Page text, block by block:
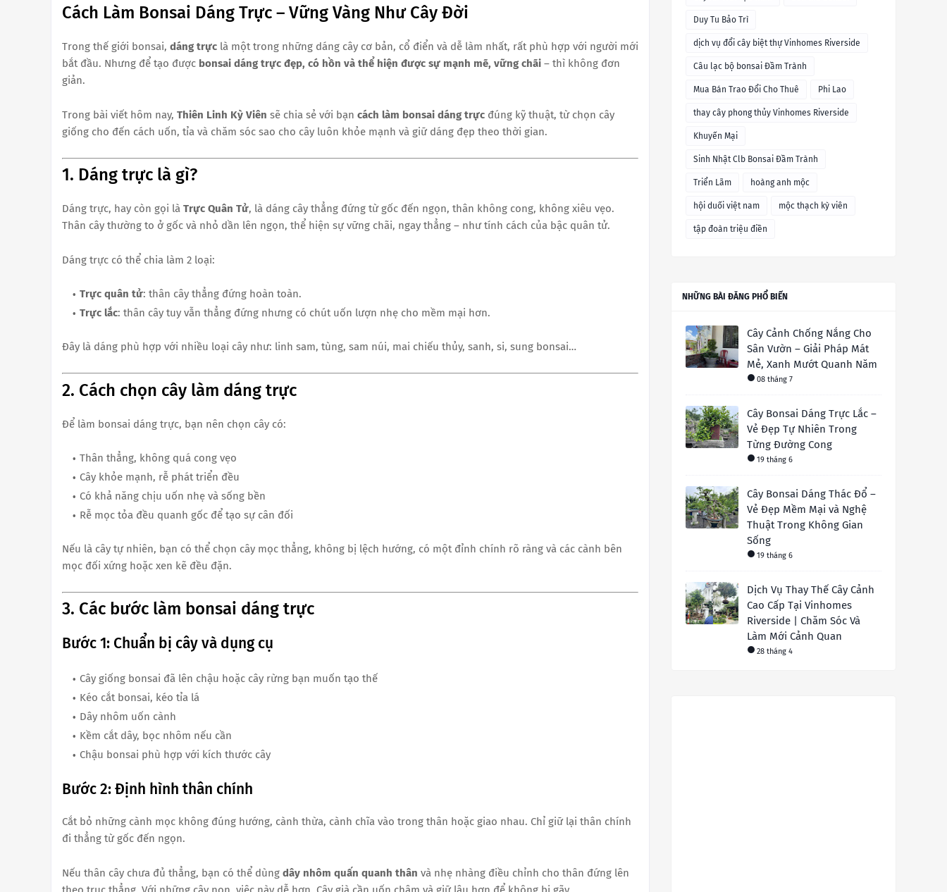
Cách Làm Bonsai Dáng Trực – Vững Vàng Như Cây Đời
Trong thế giới bonsai, dáng trực là một trong những dáng cây cơ bản, cổ điển và dễ làm nhất, rất phù hợp với người mới
bắt đầu. Nhưng để tạo được bonsai dáng trực đẹp, có hồn và thể hiện được sự mạnh mẽ, vững chãi – thì không đơn
giản.
Trong bài viết hôm nay, Thiên Linh Kỳ Viên sẽ chia sẻ với bạn cách làm bonsai dáng trực đúng kỹ thuật, từ chọn cây
giống cho đến cách uốn, tỉa và chăm sóc sao cho cây luôn khỏe mạnh và giữ dáng đẹp theo thời gian.
1. Dáng trực là gì?
Dáng trực, hay còn gọi là Trực Quân Tử, là dáng cây thẳng đứng từ gốc đến ngọn, thân không cong, không xiêu vẹo.
Thân cây thường to ở gốc và nhỏ dần lên ngọn, thể hiện sự vững chãi, ngay thẳng – như tính cách của bậc quân tử.
Dáng trực có thể chia làm 2 loại:
Trực quân tử: thân cây thẳng đứng hoàn toàn.
Trực lắc: thân cây tuy vẫn thẳng đứng nhưng có chút uốn lượn nhẹ cho mềm mại hơn.
Đây là dáng phù hợp với nhiều loại cây như: linh sam, tùng, sam núi, mai chiếu thủy, sanh, si, sung bonsai…
2. Cách chọn cây làm dáng trực
Để làm bonsai dáng trực, bạn nên chọn cây có:
Thân thẳng, không quá cong vẹo
Cây khỏe mạnh, rễ phát triển đều
Có khả năng chịu uốn nhẹ và sống bền
Rễ mọc tỏa đều quanh gốc để tạo sự cân đối
Nếu là cây tự nhiên, bạn có thể chọn cây mọc thẳng, không bị lệch hướng, có một đỉnh chính rõ ràng và các cành bên
mọc đối xứng hoặc xen kẽ đều đặn.
3. Các bước làm bonsai dáng trực
Bước 1: Chuẩn bị cây và dụng cụ
Cây giống bonsai đã lên chậu hoặc cây rừng bạn muốn tạo thế
Kéo cắt bonsai, kéo tỉa lá
Dây nhôm uốn cành
Kềm cắt dây, bọc nhôm nếu cần
Chậu bonsai phù hợp với kích thước cây
Bước 2: Định hình thân chính
Cắt bỏ những cành mọc không đúng hướng, cành thừa, cành chĩa vào trong thân hoặc giao nhau. Chỉ giữ lại thân chính
đi thẳng từ gốc đến ngọn.
Nếu thân cây chưa đủ thẳng, bạn có thể dùng dây nhôm quấn quanh thân và nhẹ nhàng điều chỉnh cho thân đứng lên
Duy Tu Bảo Trì
dịch vụ đổi cây biệt thự Vinhomes Riverside
Câu lạc bộ bonsai Đầm Trành
Mua Bán Trao Đổi Cho Thuê Phi Lao
thay cây phong thủy Vinhomes Riverside
Khuyến Mại
Sinh Nhật Clb Bonsai Đầm Trành
Triển Lãm hoàng anh mộc
hội duối việt nam mộc thạch kỳ viên
tập đoàn triệu điền
NHỮNG BÀI ĐĂNG PHỔ BIẾN
Cây Cảnh Chống Nắng Cho
Sân Vườn – Giải Pháp Mát
Mẻ, Xanh Mướt Quanh Năm
08 tháng 7
Cây Bonsai Dáng Trực Lắc –
Vẻ Đẹp Tự Nhiên Trong
Từng Đường Cong
19 tháng 6
Cây Bonsai Dáng Thác Đổ –
Vẻ Đẹp Mềm Mại và Nghệ
Thuật Trong Không Gian
Sống
19 tháng 6
Dịch Vụ Thay Thế Cây Cảnh
Cao Cấp Tại Vinhomes
Riverside | Chăm Sóc Và
Làm Mới Cảnh Quan
28 tháng 4